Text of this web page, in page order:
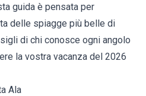
guida è pensata per
delle spiagge più belle di
di chi conosce ogni angolo
la vostra vacanza del 2026
Ala